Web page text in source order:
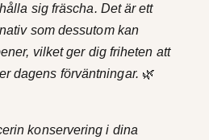
sig fräscha. Det är ett
som dessutom kan
vilket ger dig friheten att
dagens förväntningar. 🌿
konservering i dina